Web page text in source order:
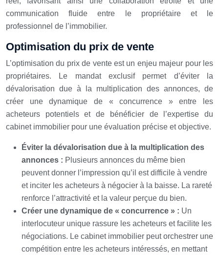
communication fluide entre le propriétaire et le
professionnel de l’immobilier.
Optimisation du prix de vente
L’optimisation du prix de vente est un enjeu majeur pour les
propriétaires. Le mandat exclusif permet d’éviter la
dévalorisation due à la multiplication des annonces, de
créer une dynamique de « concurrence » entre les
acheteurs potentiels et de bénéficier de l’expertise du
cabinet immobilier pour une évaluation précise et objective.
Éviter la dévalorisation due à la multiplication des
annonces : Plusieurs annonces du même bien
peuvent donner l’impression qu’il est difficile à vendre
et inciter les acheteurs à négocier à la baisse. La rareté
renforce l’attractivité et la valeur perçue du bien.
Créer une dynamique de « concurrence » : Un
interlocuteur unique rassure les acheteurs et facilite les
négociations. Le cabinet immobilier peut orchestrer une
compétition entre les acheteurs intéressés, en mettant